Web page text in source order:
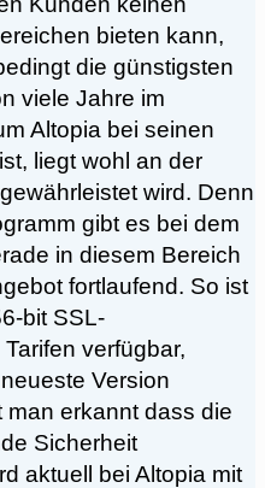
bieten kann,
die günstigsten
viele Jahre im
Altopia bei seinen
liegt wohl an der
wird. Denn
gibt es bei dem
in diesem Bereich
fortlaufend. So ist
bit SSL-
verfügbar,
Version
erkannt dass die
Sicherheit
aktuell bei Altopia mit